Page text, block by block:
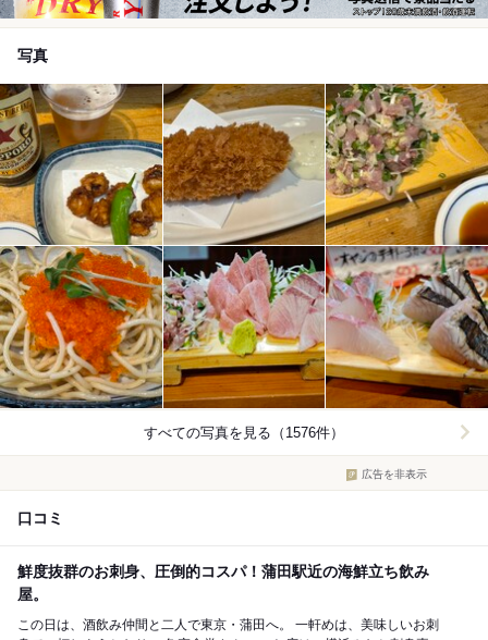
写真
すべての写真を見る（1576件）
広告を非表示
口コミ
鮮度抜群のお刺身、圧倒的コスパ！蒲田駅近の海鮮立ち飲み
屋。
この日は、酒飲み仲間と二人で東京・蒲田へ。 一軒めは、美味しいお刺